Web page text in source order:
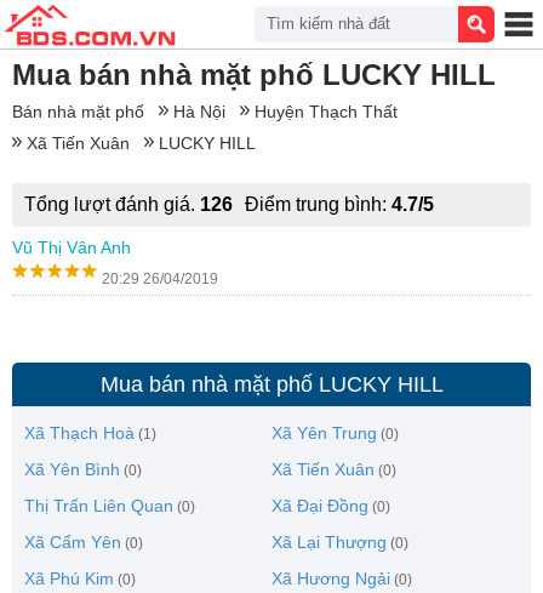
Mua bán nhà mặt phố LUCKY HILL
Bán nhà mặt phố Hà Nội
Huyện Thạch Thất
Xã Tiến Xuân
LUCKY HILL
Tổng lượt đánh giá. 126 Điểm trung bình: 4.7/5
Vũ Thị Vân Anh
20:29 26/04/2019
Mua bán nhà mặt phố LUCKY HILL
Xã Thạch Hoà (1) Xã Yên Trung (0)
Xã Yên Bình (0) Xã Tiến Xuân (0)
Thị Trấn Liên Quan (0) Xã Đại Đồng (0)
Xã Cẩm Yên (0) Xã Lại Thượng (0)
Xã Phú Kim (0) Xã Hương Ngải (0)
Tìm kiếm nhà đất